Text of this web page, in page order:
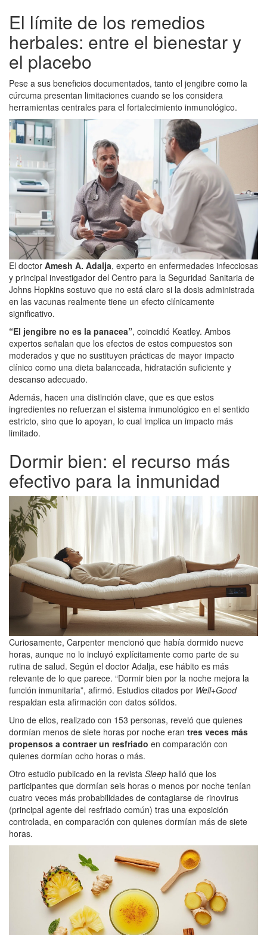
El límite de los remedios
herbales: entre el bienestar y
el placebo
Pese a sus beneficios documentados, tanto el jengibre como la
cúrcuma presentan limitaciones cuando se los considera
herramientas centrales para el fortalecimiento inmunológico.
El doctor Amesh A. Adalja, experto en enfermedades infecciosas
y principal investigador del Centro para la Seguridad Sanitaria de
Johns Hopkins sostuvo que no está claro si la dosis administrada
en las vacunas realmente tiene un efecto clínicamente
significativo.
“El jengibre no es la panacea”, coincidió Keatley. Ambos
expertos señalan que los efectos de estos compuestos son
moderados y que no sustituyen prácticas de mayor impacto
clínico como una dieta balanceada, hidratación suficiente y
descanso adecuado.
Además, hacen una distinción clave, que es que estos
ingredientes no refuerzan el sistema inmunológico en el sentido
estricto, sino que lo apoyan, lo cual implica un impacto más
limitado.
Dormir bien: el recurso más
efectivo para la inmunidad
Curiosamente, Carpenter mencionó que había dormido nueve
horas, aunque no lo incluyó explícitamente como parte de su
rutina de salud. Según el doctor Adalja, ese hábito es más
relevante de lo que parece. “Dormir bien por la noche mejora la
función inmunitaria”, afirmó. Estudios citados por Well+Good
respaldan esta afirmación con datos sólidos.
Uno de ellos, realizado con 153 personas, reveló que quienes
dormían menos de siete horas por noche eran tres veces más
propensos a contraer un resfriado en comparación con
quienes dormían ocho horas o más.
Otro estudio publicado en la revista Sleep halló que los
participantes que dormían seis horas o menos por noche tenían
cuatro veces más probabilidades de contagiarse de rinovirus
(principal agente del resfriado común) tras una exposición
controlada, en comparación con quienes dormían más de siete
horas.